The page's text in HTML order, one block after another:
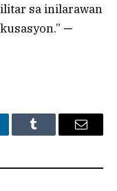
sa inilarawan
—
Tumblr Email